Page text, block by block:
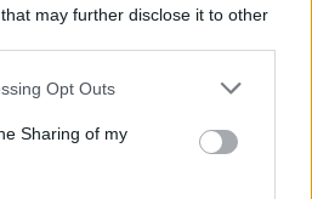
that may further disclose it to other
app uses one or more Google
behaviour. You may click to
and its third-party tags to
purposes in below Google
Opt Outs
Sharing of my
για
Μετέτρεψαν το
ελικοδρόμιο –